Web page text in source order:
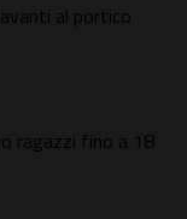
al portico
ragazzi fino a 18